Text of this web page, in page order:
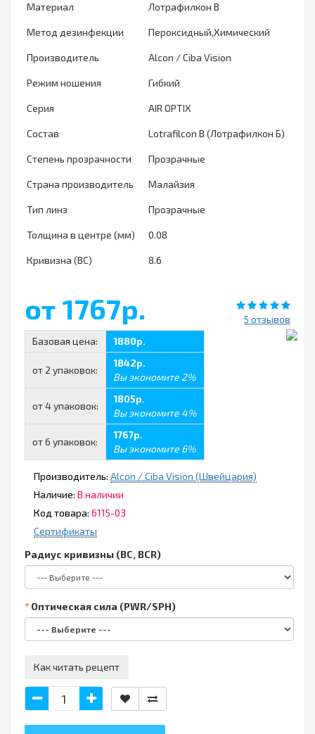
Материал Лотрафилкон В
Метод дезинфекции Пероксидный,Химический
Производитель Alcon / Ciba Vision
Режим ношения Гибкий
Серия AIR OPTIX
Состав Lotrafilcon B (Лотрафилкон Б)
Степень прозрачности Прозрачные
Страна производитель Малайзия
Тип линз Прозрачные
Толщина в центре (мм) 0.08
Кривизна (ВС) 8.6
5 отзывов
от 1767р.
Базовая цена: 1880р.
от 2 упаковок:
1842р.
Вы экономите 2%
от 4 упаковок:
1805р.
Вы экономите 4%
от 6 упаковок:
1767р.
Вы экономите 6%
Производитель: Alcon / Ciba Vision (Швейцария)
Наличие: В наличии
Код товара: 6115-03
Сертификаты
Радиус кривизны (BC, BCR)
Оптическая сила (PWR/SPH)
Как читать рецепт